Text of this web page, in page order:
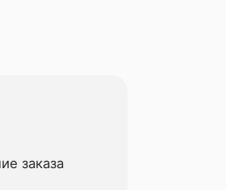
заказа